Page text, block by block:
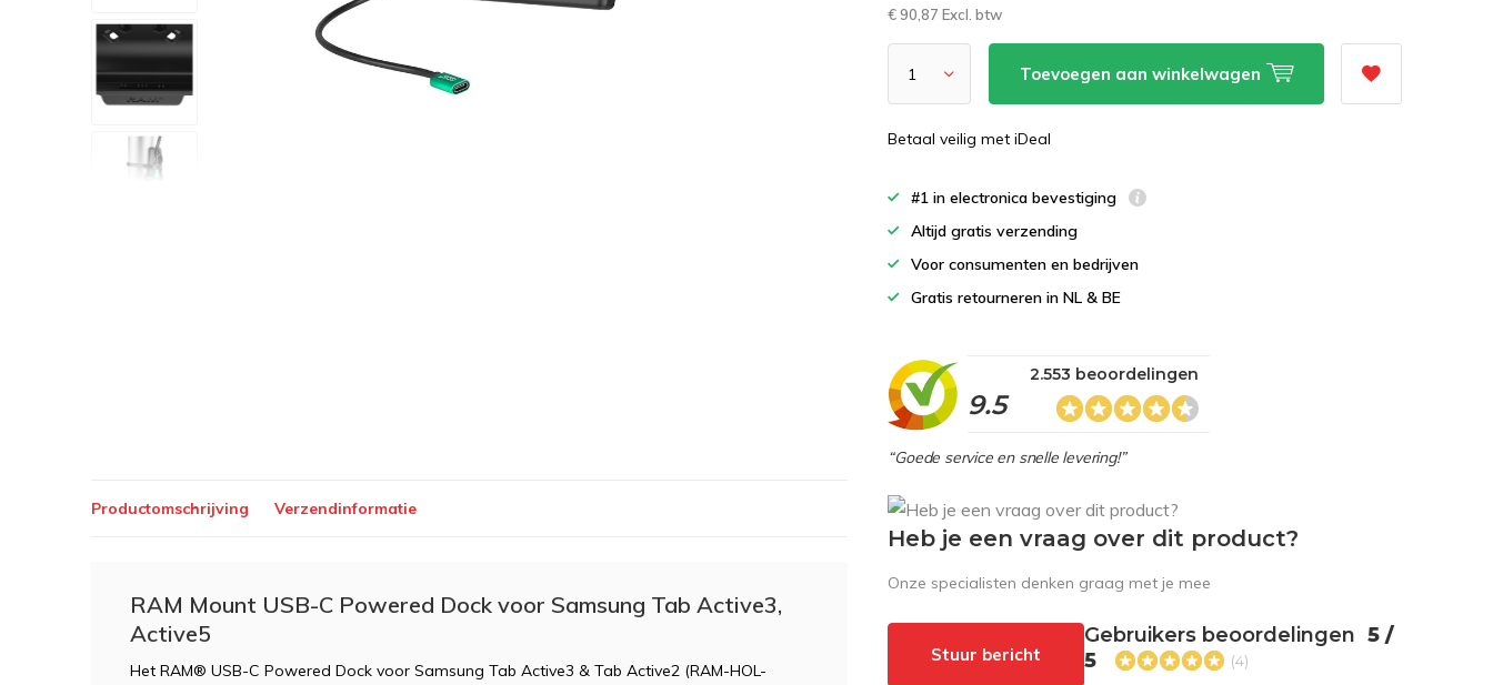
€ 90,87 Excl. btw
Toevoegen aan winkelwagen
Betaal veilig met iDeal
#1 in electronica bevestiging
Altijd gratis verzending
Voor consumenten en bedrijven
Gratis retourneren in NL & BE
9.5
2.553 beoordelingen
“Goede service en snelle levering!”
Productomschrijving Verzendinformatie
RAM Mount USB-C Powered Dock voor Samsung Tab Active3,
Active5
Het RAM® USB-C Powered Dock voor Samsung Tab Active3 & Tab Active2 (RAM-HOL-
Heb je een vraag over dit product?
Onze specialisten denken graag met je mee
Stuur bericht
Gebruikers beoordelingen 5 /
5
(4)